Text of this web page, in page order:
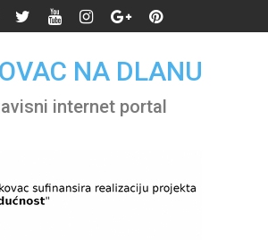
NA DLANU
internet portal